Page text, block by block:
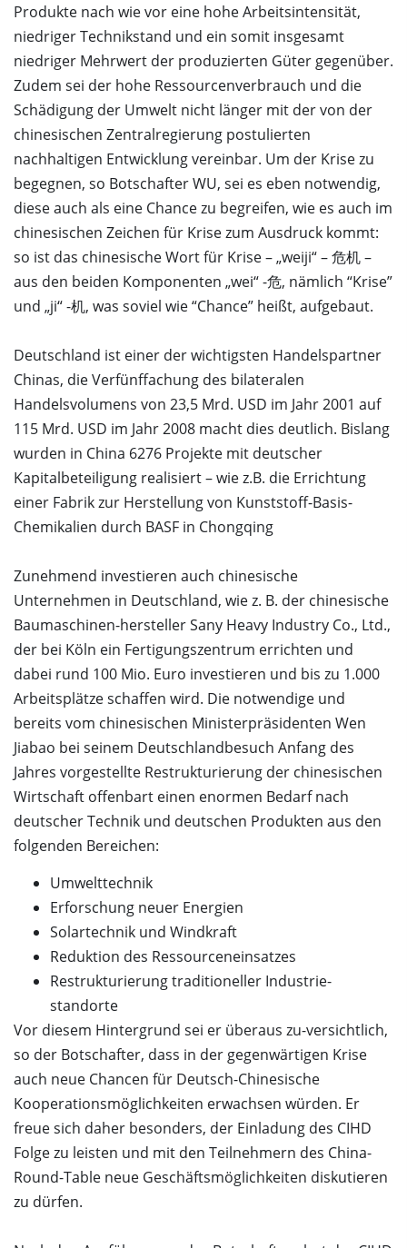
Produkte nach wie vor eine hohe Arbeitsintensität,
niedriger Technikstand und ein somit insgesamt
niedriger Mehrwert der produzierten Güter gegenüber.
Zudem sei der hohe Ressourcenverbrauch und die
Schädigung der Umwelt nicht länger mit der von der
chinesischen Zentralregierung postulierten
nachhaltigen Entwicklung vereinbar. Um der Krise zu
begegnen, so Botschafter WU, sei es eben notwendig,
diese auch als eine Chance zu begreifen, wie es auch im
chinesischen Zeichen für Krise zum Ausdruck kommt:
so ist das chinesische Wort für Krise – „weiji“ – 危机 –
aus den beiden Komponenten „wei“ -危, nämlich “Krise”
und „ji“ -机, was soviel wie “Chance” heißt, aufgebaut.
Deutschland ist einer der wichtigsten Handelspartner
Chinas, die Verfünffachung des bilateralen
Handelsvolumens von 23,5 Mrd. USD im Jahr 2001 auf
115 Mrd. USD im Jahr 2008 macht dies deutlich. Bislang
wurden in China 6276 Projekte mit deutscher
Kapitalbeteiligung realisiert – wie z.B. die Errichtung
einer Fabrik zur Herstellung von Kunststoff-Basis-
Chemikalien durch BASF in Chongqing
Zunehmend investieren auch chinesische
Unternehmen in Deutschland, wie z. B. der chinesische
Baumaschinen-hersteller Sany Heavy Industry Co., Ltd.,
der bei Köln ein Fertigungszentrum errichten und
dabei rund 100 Mio. Euro investieren und bis zu 1.000
Arbeitsplätze schaffen wird. Die notwendige und
bereits vom chinesischen Ministerpräsidenten Wen
Jiabao bei seinem Deutschlandbesuch Anfang des
Jahres vorgestellte Restrukturierung der chinesischen
Wirtschaft offenbart einen enormen Bedarf nach
deutscher Technik und deutschen Produkten aus den
folgenden Bereichen:
Umwelttechnik
Erforschung neuer Energien
Solartechnik und Windkraft
Reduktion des Ressourceneinsatzes
Restrukturierung traditioneller Industrie-
standorte
Vor diesem Hintergrund sei er überaus zu-versichtlich,
so der Botschafter, dass in der gegenwärtigen Krise
auch neue Chancen für Deutsch-Chinesische
Kooperationsmöglichkeiten erwachsen würden. Er
freue sich daher besonders, der Einladung des CIHD
Folge zu leisten und mit den Teilnehmern des China-
Round-Table neue Geschäftsmöglichkeiten diskutieren
zu dürfen.